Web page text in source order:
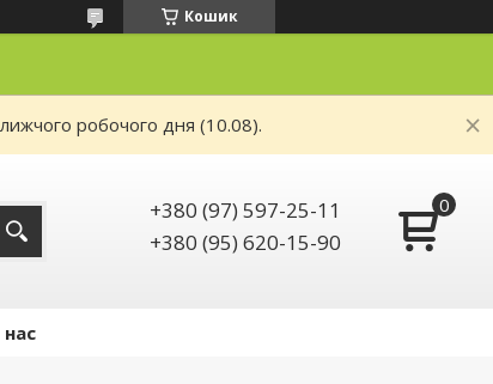
Кошик
робочого дня (10.08).
+380 (97) 597-25-11
+380 (95) 620-15-90